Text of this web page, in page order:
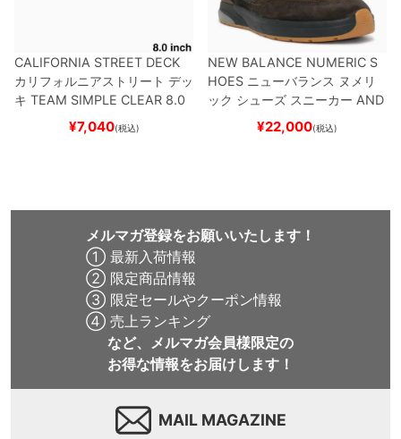
CALIFORNIA STREET DECK
カリフォルニアストリート デッ
キ TEAM SIMPLE CLEAR 8.0
ブランク（DSM）
ード スケボー
¥7,040(税込)
NEW BALANCE NUMERIC S
HOES ニューバランス ヌメリ
ック シューズ スニーカー AND
REW REYNOLDS 933
BROWN/BLACKスケート
¥22,000(税込)
メルマガ登録をお願いいたします！
① 最新入荷情報
② 限定商品情報
③ 限定セールやクーポン情報
④ 売上ランキング
など、メルマガ会員様限定の
お得な情報をお届けします！
MAIL MAGAZINE